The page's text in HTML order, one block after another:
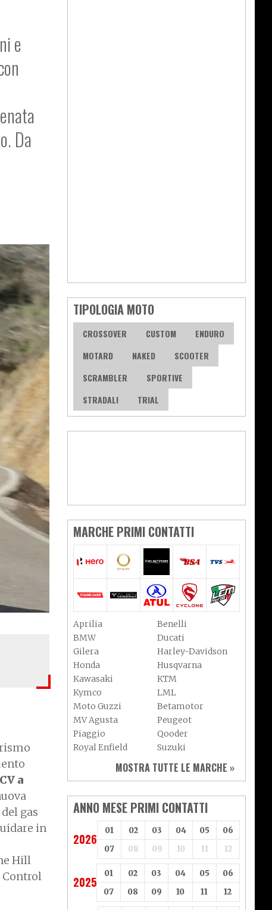
e
Da
a
gas
in
Hill
Control
TIPOLOGIA MOTO
CROSSOVER CUSTOM
ENDURO
MOTARD
NAKED
SCOOTER
SCRAMBLER
SPORTIVE
STRADALI
TRIAL
MARCHE PRIMI CONTATTI
Aprilia
Benelli
BMW
Ducati
Gilera
Harley-Davidson
Honda
Husqvarna
Kawasaki
KTM
Kymco
LML
Moto Guzzi
Betamotor
MV Agusta
Peugeot
Piaggio
Qooder
Royal Enfield
Suzuki
Triumph
Yamaha
Aeon
Aspes
Axy
Baotian
MOSTRA TUTTE LE MARCHE »
ANNO MESE PRIMI CONTATTI
2026
01 02 03 04 05
06
07
08 09 10 11 12
2025
01 02 03 04 05
06
07
08 09 10 11 12